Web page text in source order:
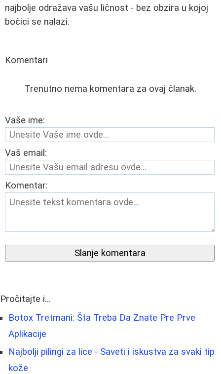
najbolje odražava vašu ličnost - bez obzira u kojoj
bočici se nalazi.
Komentari
Trenutno nema komentara za ovaj članak.
Vaše ime:
Vaš email:
Komentar:
Slanje komentara
Pročitajte i...
Botox Tretmani: Šta Treba Da Znate Pre Prve
Aplikacije
Najbolji pilingi za lice - Saveti i iskustva za svaki tip
kože